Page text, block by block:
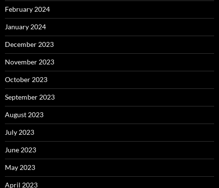
February 2024
January 2024
December 2023
November 2023
October 2023
September 2023
August 2023
July 2023
June 2023
May 2023
April 2023